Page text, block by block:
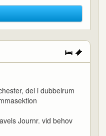
del i dubbelrum
Journr. vid behov